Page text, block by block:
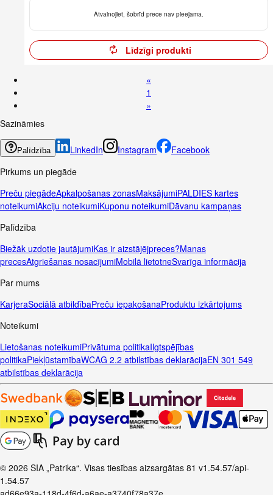
Atvainojiet, šobrīd prece nav pieejama.
Līdzīgi produkti
«
1
»
Sazināmies
Palīdzība LinkedIn Instagram
Facebook
Pirkums un piegāde
Preču piegādeApkalpošanas zonasMaksājumiPALDIES kartes
noteikumiAkciju noteikumiKuponu noteikumiDāvanu kampaņas
Palīdzība
Biežāk uzdotie jautājumiKas ir aizstājējpreces?Manas
precesAtgriešanas nosacījumiMobilā lietotneSvarīga informācija
Par mums
KarjeraSociālā atbildībaPreču iepakošanaProduktu izkārtojums
Noteikumi
Lietošanas noteikumiPrivātuma politikaIlgtspējības
politikaPiekļūstamībaWCAG 2.2 atbilstības deklarācijaEN 301 549
atbilstības deklarācija
© 2026 SIA „Patrika“. Visas tiesības aizsargātas 81 v1.54.57/api-
1.54.57